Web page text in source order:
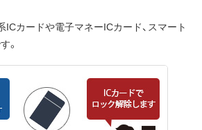
ICカードや電子マネーICカード、スマート
。